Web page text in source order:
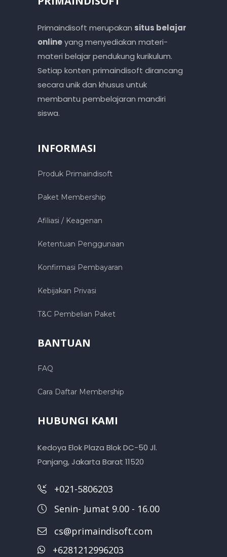
Primaindisoft merupakan situs belajar
onlineyang menyediakan materi-
materi belajar pendukung kurikulum.
Setiap konten primaindisoft dirancang
secara unik dan khusus untuk
membantu pembelajaran mandiri
siswa.
INFORMASI
Produk Primaindisoft
Paket Membership
Afiliasi / Keagenan
Ketentuan Penggunaan
Konfirmasi Pembayaran
Kebijakan Privasi
T&C Pembelian Paket
BANTUAN
FAQ
Cara Daftar Membership
HUBUNGI KAMI
Kedoya Elok Plaza Blok DC-50 Jl.
Panjang, Jakarta Barat 11520
+021-5806203
Senin- Jumat 9.00 - 16.00
cs@primaindisoft.com
+6281212996203